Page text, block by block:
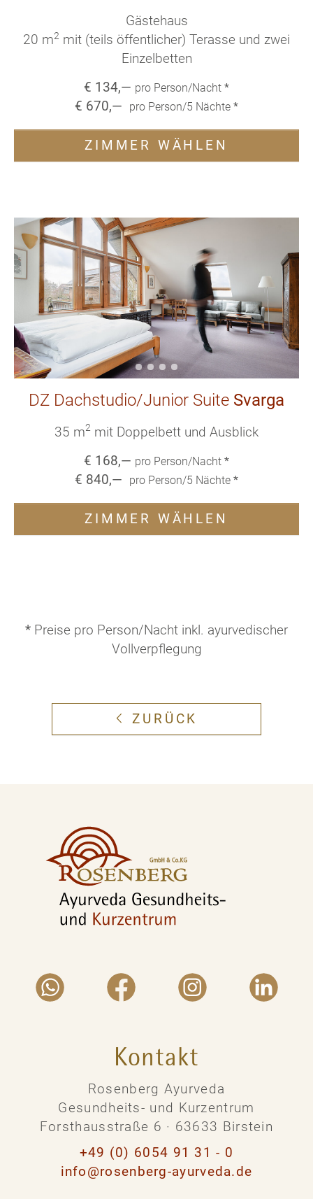
Gästehaus
20 m2 mit (teils öffentlicher) Terasse und zwei
Einzelbetten
€ 134,— pro Person/Nacht *
€ 670,— pro Person/5 Nächte *
ZIMMER WÄHLEN
DZ Dachstudio/Junior Suite Svarga
35 m2 mit Doppelbett und Ausblick
€ 168,— pro Person/Nacht *
€ 840,— pro Person/5 Nächte *
ZIMMER WÄHLEN
* Preise pro Person/Nacht inkl. ayurvedischer
Vollverpflegung
ZURÜCK
Kontakt
Rosenberg Ayurveda
Gesundheits- und Kurzentrum
Forsthausstraße 6 · 63633 Birstein
+49 (0) 6054 91 31 - 0
info@rosenberg-ayurveda.de